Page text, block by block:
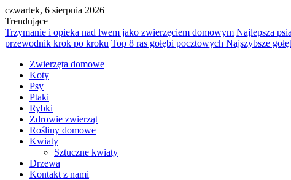
czwartek, 6 sierpnia 2026
Trendujące
Trzymanie i opieka nad lwem jako zwierzęciem domowym Najlepsza
przewodnik krok po kroku Top 8 ras gołębi pocztowych Najszybsze
Zwierzęta domowe
Koty
Psy
Ptaki
Rybki
Zdrowie zwierząt
Rośliny domowe
Kwiaty
Sztuczne kwiaty
Drzewa
Kontakt z nami